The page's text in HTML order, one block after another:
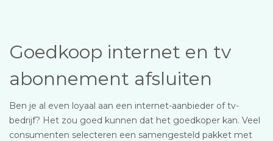
Goedkoop internet en tv
abonnement afsluiten
Ben je al even loyaal aan een internet-aanbieder of tv-
bedrijf? Het zou goed kunnen dat het goedkoper kan. Veel
consumenten selecteren een samengesteld pakket met